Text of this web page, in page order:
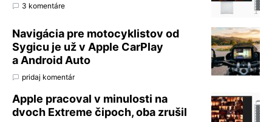
3 komentáre
Navigácia pre motocyklistov od
Sygicu je už v Apple CarPlay
a Android Auto
pridaj komentár
Apple pracoval v minulosti na
dvoch Extreme čipoch, oba zrušil